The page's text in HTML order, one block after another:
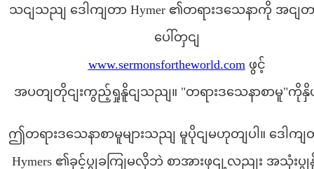
သငျသညျ ဒေါကျတာ Hymer ၏တရားဒသေနာကို အငျတ
ပေါ်တှငျ
www.sermonsfortheworld.comဖွင့်
အပတျတိုငျးကွည့်ရှုနိူငျသညျ။ "တရားဒသေနာစာမူ"ကိုနှိပ
ဤတရားဒသေနာစာမူများသညျ မူပိုငျမဟုတျပါ။ ဒေါကျ
Hymers ၏ခှင့်ပွုခကျြမလိုဘဲ စာအားဖှငျ့လညျး အသုံးပွုနိူ